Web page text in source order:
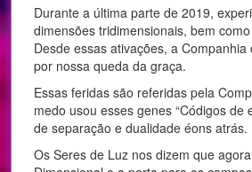
Durante a última parte de 2019,
dimensões tridimensionais, bem
Desde essas ativações, a
por nossa queda da graça.
Essas feridas são referidas pela
medo usou esses genes “Códigos
de separação e dualidade éons atrás.
Os Seres de Luz nos dizem que